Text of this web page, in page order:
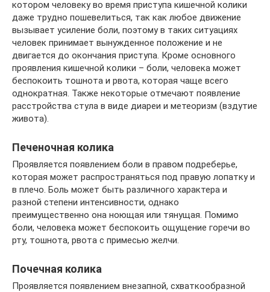
котором человеку во время приступа кишечной колики
даже трудно пошевелиться, так как любое движение
вызывает усиление боли, поэтому в таких ситуациях
человек принимает вынужденное положение и не
двигается до окончания приступа. Кроме основного
проявления кишечной колики – боли, человека может
беспокоить тошнота и рвота, которая чаще всего
однократная. Также некоторые отмечают появление
расстройства стула в виде диареи и метеоризм (вздутие
живота).
Печеночная колика
Проявляется появлением боли в правом подреберье,
которая может распространяться под правую лопатку и
в плечо. Боль может быть различного характера и
разной степени интенсивности, однако
преимущественно она ноющая или тянущая. Помимо
боли, человека может беспокоить ощущение горечи во
рту, тошнота, рвота с примесью желчи.
Почечная колика
Проявляется появлением внезапной, схваткообразной